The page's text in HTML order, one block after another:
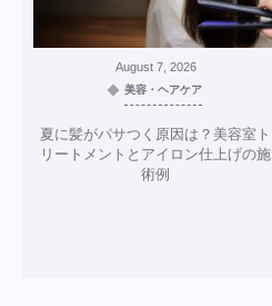
August 7, 2026
美容・ヘアケア
夏に髪がパサつく原因は？美容室ト
リートメントとアイロン仕上げの施
術例